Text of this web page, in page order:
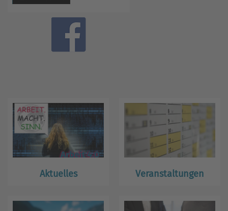
Aktuelles Veranstaltungen